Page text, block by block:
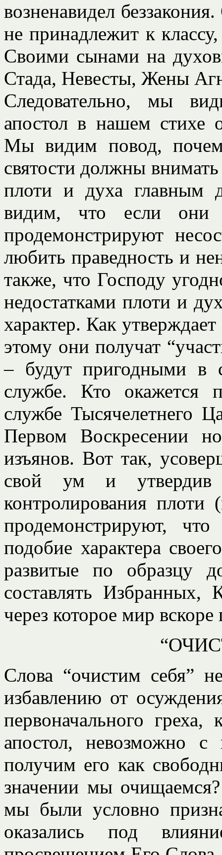
возненавидел
не принадлежит к
Своими сынами на
Стада, Невесты, Жены
Следовательно, мы
апостол в нашем стихе
Мы видим повод,
святости должны
плоти и духа главным
видим, что если они
продемонстрируют
любить праведность и
также, что Господу
недостатками плоти и
характер. Как
этому они получат
– будут пригодными в
службе. Кто окажется
службе Тысячелетнего
Первом Воскресении
изъянов. Вот так,
свой ум и утвердив
контролирования плоти
продемонстрируют,
подобие характера
развитые по образцу
составлять Избранных,
через которое мир
Слова “очистим себя”
избавлению от
первоначального
апостол, невозможно
получим его как
значении мы
мы были условно
оказались под